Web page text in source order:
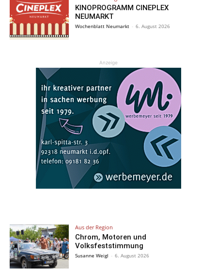
KINOPROGRAMM CINEPLEX
NEUMARKT
Wochenblatt Neumarkt - 6. August 2026
Anzeige
Aus der Region
Chrom, Motoren und
Volksfeststimmung
Susanne Weigl - 6. August 2026